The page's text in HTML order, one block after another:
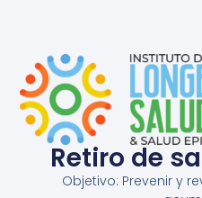
Retiro de
Objetivo: Prevenir y